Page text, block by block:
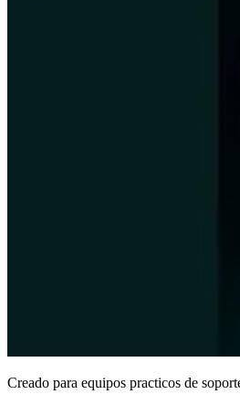
Creado para equipos practicos de